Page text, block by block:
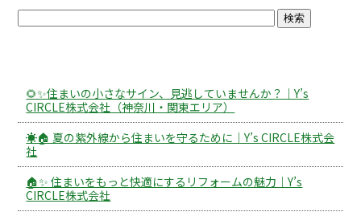
🌻✨住まいの小さなサイン、見逃していませんか？｜Y’s
CIRCLE株式会社（神奈川・関東エリア）
☀️🏠 夏の紫外線から住まいを守るために｜Y’s CIRCLE株式会
社
🏠✨ 住まいをもっと快適にするリフォームの魅力｜Y’s
CIRCLE株式会社